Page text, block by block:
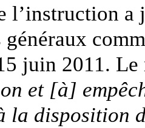
l’instruction
généraux
juin 2011.
et [à]
la disposition